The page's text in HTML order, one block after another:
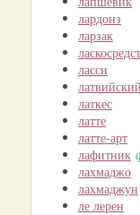
лардонз
ларзак
ласси
латвийский
латкес
латте
латте-арт
лафитник
лахмаджо
лахмаджун
ле лерен